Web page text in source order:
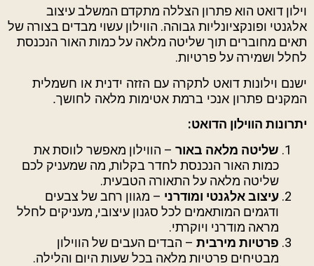
וילון דואט הוא פתרון הצללה מתקדם המשלב עיצוב
אלגנטי ופונקציונליות גבוהה. הווילון עשוי מבדים בצורה של
תאים מחוברים תוך שליטה מלאה על כמות האור הנכנסת
לחלל ושמירה על פרטיות.
ישנם וילונות דואט לתקרה עם הזזה ידנית או חשמלית
המקנים פתרון אנכי ברמת אטימות מלאה לחושך.
יתרונות הווילון הדואט:
שליטה מלאה באור – הווילון מאפשר לווסת את
כמות האור הנכנסת לחדר בקלות, מה שמעניק לכם
שליטה מלאה על התאורה הטבעית.
עיצוב אלגנטי ומודרני – מגוון רחב של צבעים
ודגמים המותאמים לכל סגנון עיצובי, מעניקים לחלל
מראה מודרני ויוקרתי.
פרטיות מירבית – הבדים העבים של הווילון
מבטיחים פרטיות מלאה בכל שעות היום והלילה.